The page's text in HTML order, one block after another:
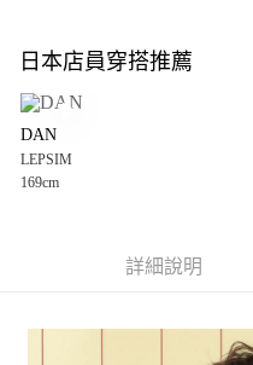
全盈+PAY
大哥付你分期
1.本服務由台灣大哥大提供，台灣
2.付款方式選擇「大哥付你分期」
3.實際核准額度、可分期數及費用
4.訂單成立30分鐘內，如未前往確
AFTEE先享後付
３．安心：先確認商品／服務後，
每筆NT$80，滿NT$1,500(含以
日本店員穿搭推薦
DAN
LEPSIM
169cm
詳細說明